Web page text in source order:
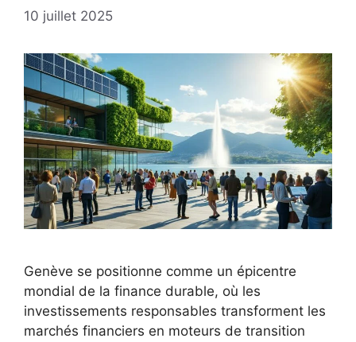
10 juillet 2025
Genève se positionne comme un épicentre
mondial de la finance durable, où les
investissements responsables transforment les
marchés financiers en moteurs de transition